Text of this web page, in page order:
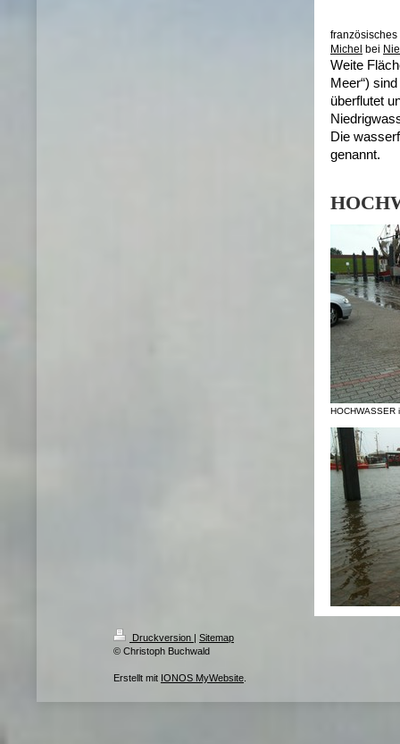
Michel bei
Weite
Meer“)
überflutet
Die
genannt.
HOCHWASSER
Druckversion | Sitemap
© Christoph Buchwald
Erstellt mit IONOS MyWebsite